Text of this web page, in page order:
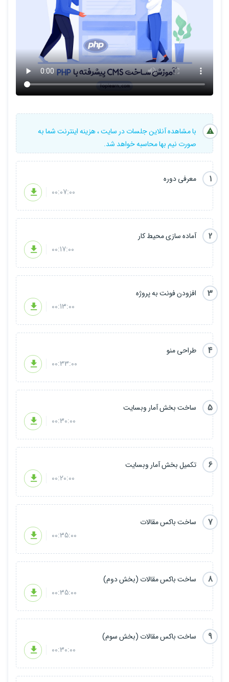
با مشاهده آنلاین جلسات در سایت ، هزینه اینترنت شما به
صورت نیم بها محاسبه خواهد شد.
1
معرفی دوره
00:07:00
2
آماده سازی محیط کار
00:17:00
3
افزودن فونت به پروژه
00:13:00
4
طراحی منو
00:33:00
5
ساخت بخش آمار وبسایت
00:30:00
6
تکمیل بخش آمار وبسایت
00:20:00
7
ساخت باکس مقالات
00:35:00
8
ساخت باکس مقالات (بخش دوم)
00:35:00
9
ساخت باکس مقالات (بخش سوم)
00:30:00